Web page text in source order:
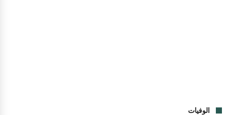
الوفيات